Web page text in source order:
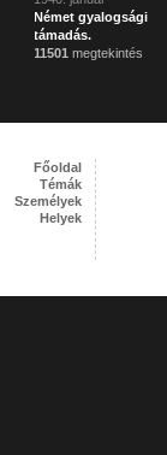
Német gyalogsági
támadás.
11501 megtekintés
Főoldal
Témák
Személyek
Helyek